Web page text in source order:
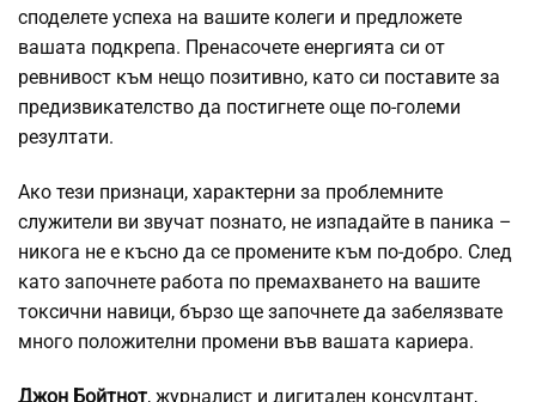
споделете успеха на вашите колеги и предложете
вашата подкрепа. Пренасочете енергията си от
ревнивост към нещо позитивно, като си поставите за
предизвикателство да постигнете още по-големи
резултати.
Ако тези признаци, характерни за проблемните
служители ви звучат познато, не изпадайте в паника –
никога не е късно да се промените към по-добро. След
като започнете работа по премахването на вашите
токсични навици, бързо ще започнете да забелязвате
много положителни промени във вашата кариера.
Джон Бойтнот, журналист и дигитален консултант,